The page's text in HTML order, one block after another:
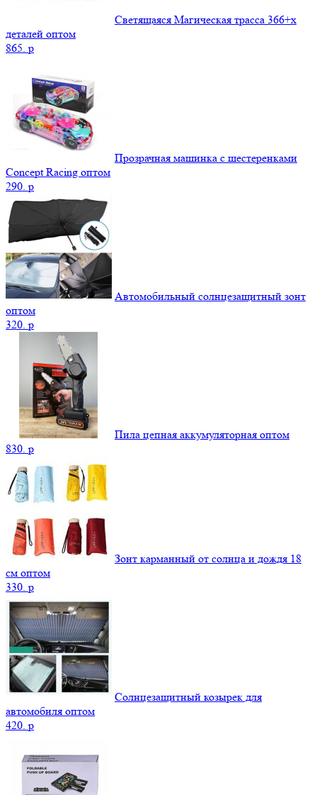
Светящаяся Магическая трасса 366+x
деталей оптом
865. p
Прозрачная машинка с шестеренками
Concept Racing оптом
290. p
Автомобильный солнцезащитный зонт
оптом
320. p
Пила цепная аккумуляторная оптом
830. p
Зонт карманный от солнца и дождя 18
см оптом
330. p
Солнцезащитный козырек для
автомобиля оптом
420. p